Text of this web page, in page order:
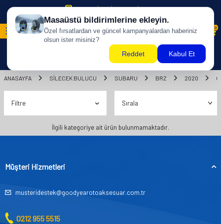
500 TL ÜZERİ KARGO BİZDEN !
0
ANASAYFA SILECEK BULUCU SUBARU BRZ 2020
Filtre
İlgili kategoriye ait ürün bulunmamaktadır.
Müşteri Hizmetleri
musteridestek@goodyearotoaksesuar.com.tr
0212 955 5515